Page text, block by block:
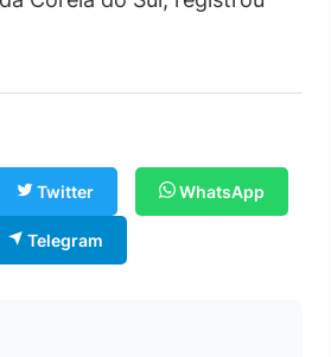
Twitter WhatsApp
Telegram